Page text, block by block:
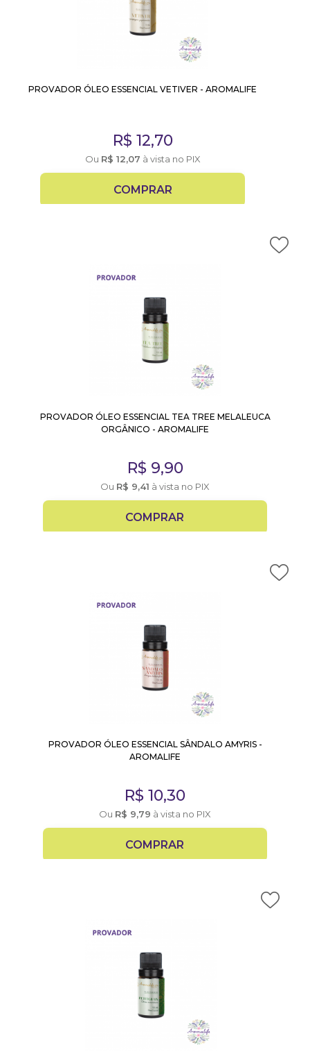
PROVADOR ÓLEO ESSENCIAL VETIVER - AROMALIFE
R$ 12,70
Ou R$ 12,07 à vista no PIX
COMPRAR
PROVADOR ÓLEO ESSENCIAL TEA TREE MELALEUCA
ORGÂNICO - AROMALIFE
R$ 9,90
Ou R$ 9,41 à vista no PIX
COMPRAR
PROVADOR ÓLEO ESSENCIAL SÂNDALO AMYRIS -
AROMALIFE
R$ 10,30
Ou R$ 9,79 à vista no PIX
COMPRAR